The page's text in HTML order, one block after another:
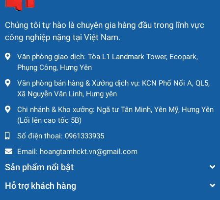
✅Lý Do Nên Chọn SANY
SCC1000C
Tải trọng nâng lớn– đáp ứng tốt các dự án yêu cầu
thiết bị nâng hạ công suất cao.
Khả năng làm việc linh hoạt
– cần dài, góc nâng
Tốc độ vận hành ổn định
cao hiệu quả công việc.
Giá thành hợp lý– lựa chọn kinh tế cho nhà thầu
muốn tiết kiệm chi phí đầu tư ban đầu.
Chúng tôi tự hào là chuyên gia hàng đầu trong lĩnh vực
công nghiệp nặng tại Việt Nam.
Văn phòng giao dịch: Tòa L1 Landmark Tower, Ecopark,
Phụng Công, Hưng Yên
Văn phòng bán hàng & Xưởng dịch vụ: KCN Phố Nối A, QL5,
Xã Nguyễn Văn Linh, Hưng yên
Chi nhánh & Kho xưởng: Ngã tư Tân Minh, Yên Mỹ, Hưng Yên
(Lối lên cao tốc 5B)
Số điện thoại: 0961333935
Email: hoangtamhckt.vn@gmail.com
Sản phẩm nổi bật
Hỗ trợ khách hàng